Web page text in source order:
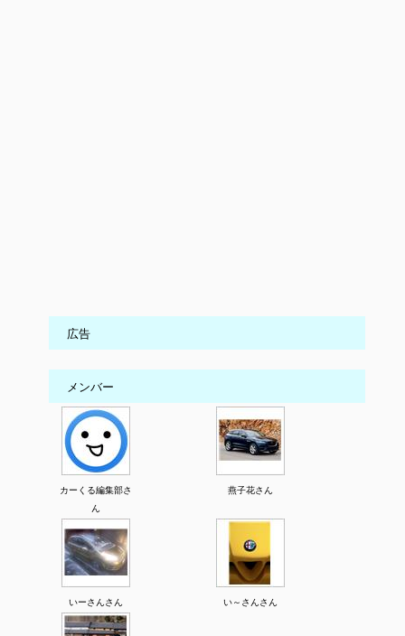
広告
メンバー
カーくる編集部さ
ん
燕子花さん
いーさんさん い～さんさん